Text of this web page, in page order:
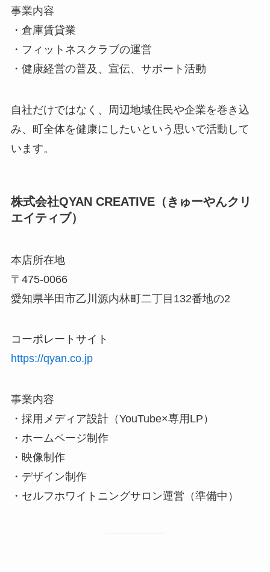
事業内容
・倉庫賃貸業
・フィットネスクラブの運営
・健康経営の普及、宣伝、サポート活動
自社だけではなく、周辺地域住民や企業を巻き込
み、町全体を健康にしたいという思いで活動して
います。
株式会社QYAN CREATIVE（きゅーやんクリ
エイティブ）
本店所在地
〒475-0066
愛知県半田市乙川源内林町二丁目132番地の2
コーポレートサイト
https://qyan.co.jp
事業内容
・採用メディア設計（YouTube×専用LP）
・ホームページ制作
・映像制作
・デザイン制作
・セルフホワイトニングサロン運営（準備中）